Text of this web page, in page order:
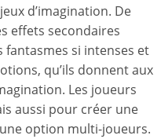
d’imagination. De
effets secondaires
si intenses et
qu’ils donnent aux
Les joueurs
aussi pour créer une
option multi-joueurs.